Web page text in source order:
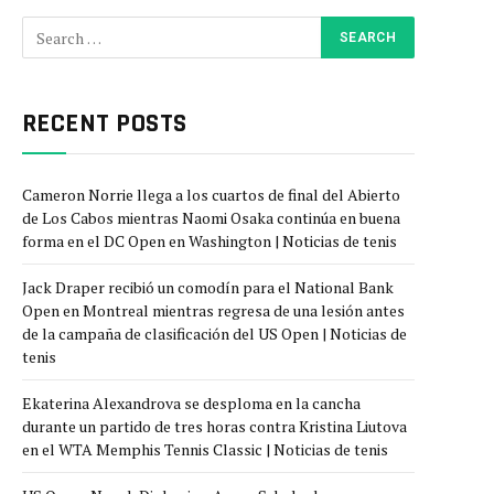
RECENT POSTS
Cameron Norrie llega a los cuartos de final del Abierto
de Los Cabos mientras Naomi Osaka continúa en buena
forma en el DC Open en Washington | Noticias de tenis
Jack Draper recibió un comodín para el National Bank
Open en Montreal mientras regresa de una lesión antes
de la campaña de clasificación del US Open | Noticias de
tenis
Ekaterina Alexandrova se desploma en la cancha
durante un partido de tres horas contra Kristina Liutova
en el WTA Memphis Tennis Classic | Noticias de tenis